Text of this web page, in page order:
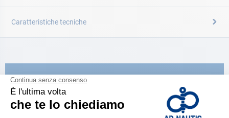
Caratteristiche tecniche
CATALOGARE
Scopri la